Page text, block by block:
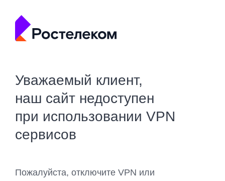
Уважаемый клиент,
наш сайт недоступен
при использовании VPN
сервисов
Пожалуйста, отключите VPN или